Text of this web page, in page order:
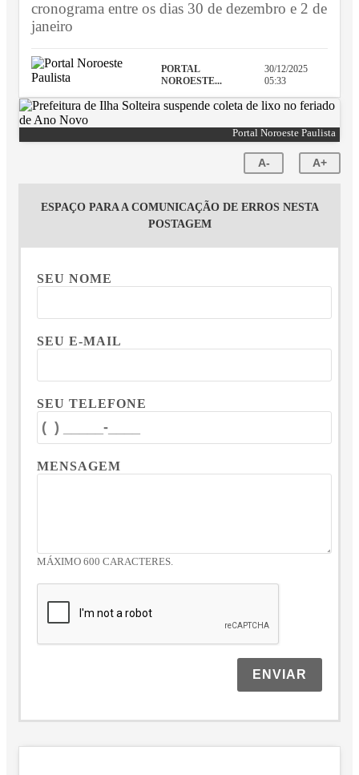
cronograma entre os dias 30 de dezembro e 2 de
janeiro
PORTAL
NOROESTE...
30/12/2025
05:33
Portal Noroeste Paulista
A- A+
ESPAÇO PARA A COMUNICAÇÃO DE ERROS NESTA
POSTAGEM
SEU NOME
SEU E-MAIL
SEU TELEFONE
MENSAGEM
MÁXIMO 600 CARACTERES.
ENVIAR